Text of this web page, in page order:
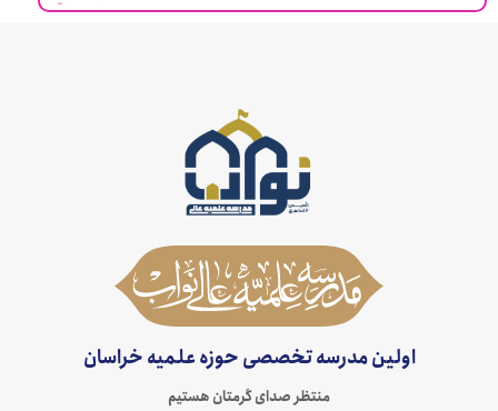
اولین مدرسه تخصصی حوزه علمیه خراسان
منتظر صدای گرمتان هستیم